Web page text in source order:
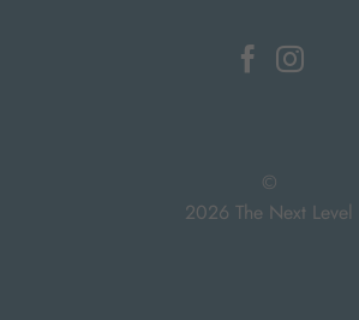
©
2026 The Next Level